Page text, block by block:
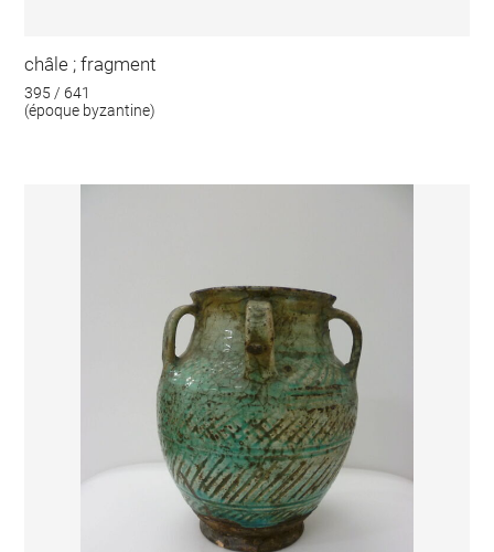
châle ; fragment
395 / 641
(époque byzantine)